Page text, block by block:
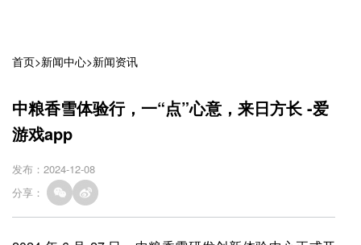
首页>新闻中心>新闻资讯
中粮香雪体验行，一“点”心意，来日方长 -爱
游戏app
发布：2024-12-08
分享：